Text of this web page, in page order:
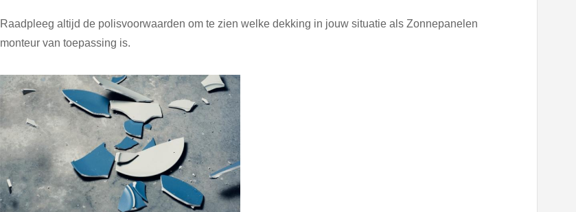
Raadpleeg altijd de polisvoorwaarden om te zien welke dekking in jouw situatie als Zonnepanelen
monteur van toepassing is.